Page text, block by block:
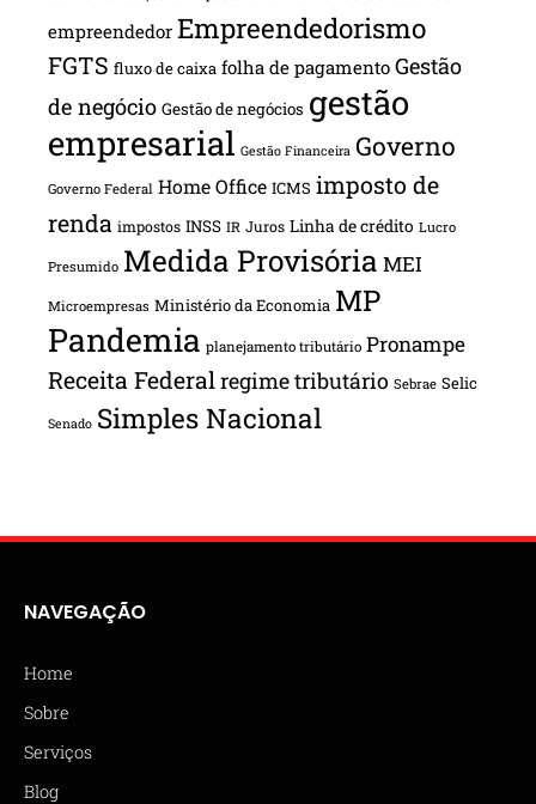
empreendedor Empreendedorismo
FGTS fluxo de caixa folha de pagamento Gestão
de negócio Gestão de negócios gestão
empresarial Gestão Financeira Governo
Governo Federal Home Office ICMS imposto de
renda impostos INSS IR Juros Linha de crédito Lucro
Presumido Medida Provisória MEI
Microempresas Ministério da Economia MP
Pandemia planejamento tributário Pronampe
Receita Federalregime tributário Sebrae Selic
Senado Simples Nacional
NAVEGAÇÃO
Home
Sobre
Serviços
Blog